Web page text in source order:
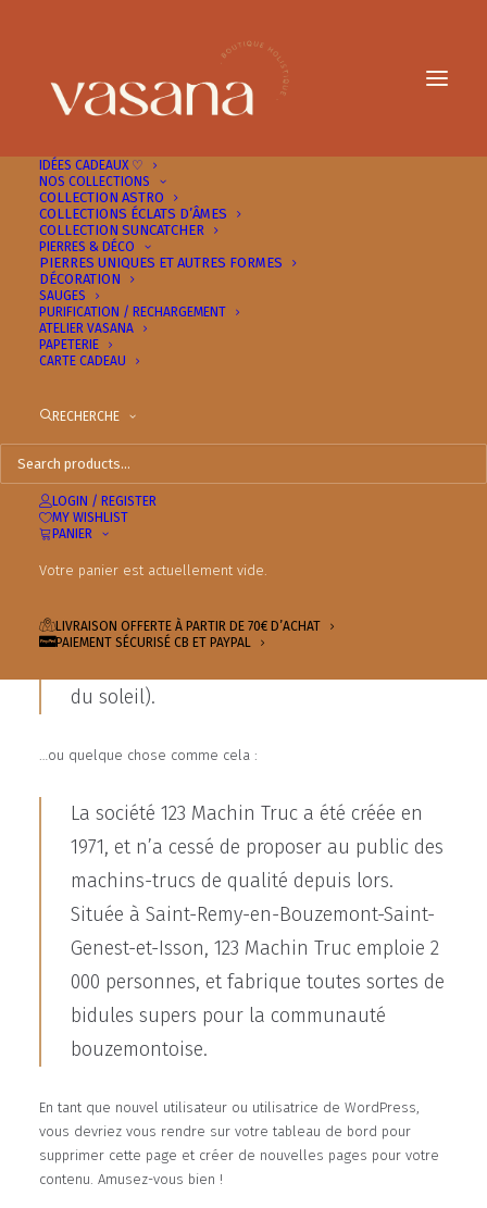
IDÉES CADEAUX ♡
NOS COLLECTIONS
COLLECTION ASTRO
COLLECTIONS ÉCLATS D’ÂMES
COLLECTION SUNCATCHER
PIERRES & DÉCO
PIERRES UNIQUES ET AUTRES FORMES
DÉCORATION
SAUGES
PURIFICATION / RECHARGEMENT
ATELIER VASANA
PAPETERIE
CARTE CADEAU
RECHERCHE
LOGIN / REGISTER
MY WISHLIST
PANIER
Votre panier est actuellement vide.
LIVRAISON OFFERTE À PARTIR DE 70€ D’ACHAT
PAIEMENT SÉCURISÉ CB ET PAYPAL
Page d’exemple
Ceci est une page d’exemple. C’est différent d’un article de
blog parce qu’elle restera au même endroit et apparaîtra dans
la navigation de votre site (dans la plupart des thèmes). La
les présente aux personnes visitant le site. Cela pourrait
Bonjour ! Je suis un mécanicien qui aspire
à devenir acteur, et voici mon site. J’habite
à Bordeaux, j’ai un super chien baptisé
surpris par la pluie soudaine lors de
du soleil).
…ou quelque chose comme cela :
La société 123 Machin Truc a été créée en
1971, et n’a cessé de proposer au public des
machins-trucs de qualité depuis lors.
Située à Saint-Remy-en-Bouzemont-Saint-
Genest-et-Isson, 123 Machin Truc emploie 2
000 personnes, et fabrique toutes sortes de
bidules supers pour la communauté
bouzemontoise.
En tant que nouvel utilisateur ou utilisatrice de WordPress,
vous devriez vous rendre sur votre tableau de bord pour
supprimer cette page et créer de nouvelles pages pour votre
contenu. Amusez-vous bien !